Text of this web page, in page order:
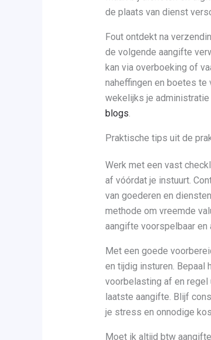
de plaats van dienst
Fout ontdekt na
de volgende aangifte
kan via overboeking of
naheffingen en boetes te
wekelijks je administratie
blogs.
Praktische tips uit de
Werk met een vast
af vóórdat je instuurt.
van goederen en
methode om vreemde
aangifte voorspelbaar en
Met een goede
en tijdig insturen.
voorbelasting af en regel
laatste aangifte. Blijf
je stress en onnodige
Moet ik altijd btw